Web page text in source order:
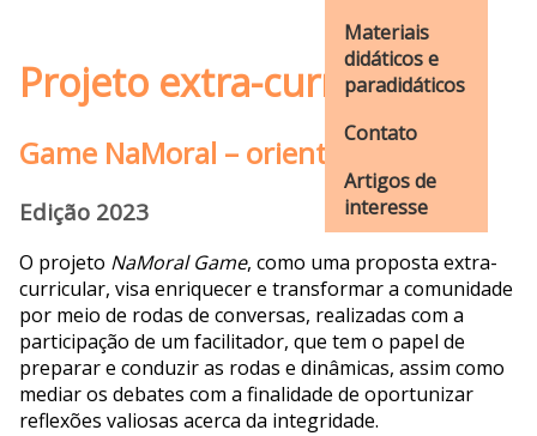
Materiais
didáticos e
paradidáticos
Contato
Artigos de
interesse
Projeto extra-curricular
Game NaMoral – orientações
Edição 2023
O projeto NaMoral Game, como uma proposta extra-
curricular, visa enriquecer e transformar a comunidade
por meio de rodas de conversas, realizadas com a
participação de um facilitador, que tem o papel de
preparar e conduzir as rodas e dinâmicas, assim como
mediar os debates com a finalidade de oportunizar
reflexões valiosas acerca da integridade.